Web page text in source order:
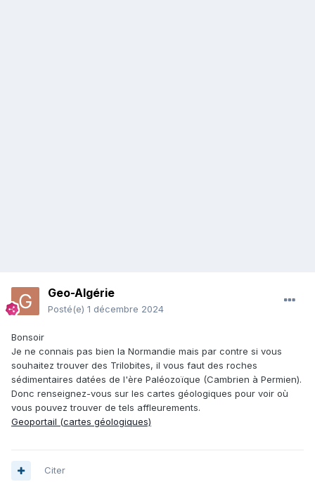
Geo-Algérie
Posté(e) 1 décembre 2024
Bonsoir
Je ne connais pas bien la Normandie mais par contre si vous
souhaitez trouver des Trilobites, il vous faut des roches
sédimentaires datées de l'ère Paléozoïque (Cambrien à Permien).
Donc renseignez-vous sur les cartes géologiques pour voir où
vous pouvez trouver de tels affleurements.
Geoportail (cartes géologiques)
Citer